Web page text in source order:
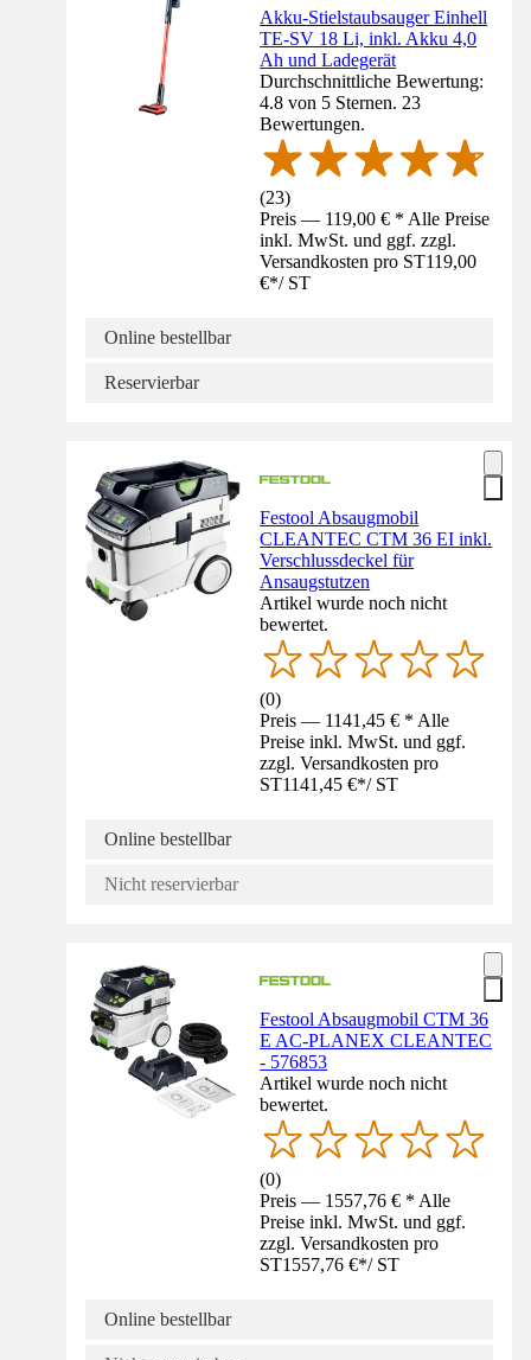
Akku-Stielstaubsauger Einhell
TE-SV 18 Li, inkl. Akku 4,0
Ah und Ladegerät
Durchschnittliche Bewertung:
4.8 von 5 Sternen. 23
Bewertungen.
(23)
Preis — 119,00 € * Alle Preise
inkl. MwSt. und ggf. zzgl.
Versandkosten pro ST119,00
€*/ ST
Online bestellbar
Reservierbar
Festool Absaugmobil
CLEANTEC CTM 36 EI inkl.
Verschlussdeckel für
Ansaugstutzen
Artikel wurde noch nicht
bewertet.
(0)
Preis — 1141,45 € * Alle
Preise inkl. MwSt. und ggf.
zzgl. Versandkosten pro
ST1141,45 €*/ ST
Online bestellbar
Nicht reservierbar
Festool Absaugmobil CTM 36
E AC-PLANEX CLEANTEC
- 576853
Artikel wurde noch nicht
bewertet.
(0)
Preis — 1557,76 € * Alle
Preise inkl. MwSt. und ggf.
zzgl. Versandkosten pro
ST1557,76 €*/ ST
Online bestellbar